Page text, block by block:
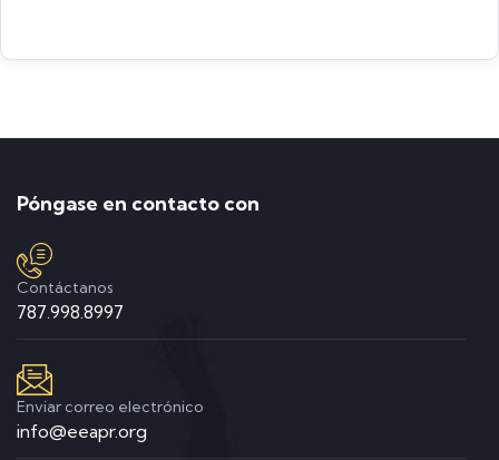
Póngase en contacto con
Contáctanos
787.998.8997
Enviar correo electrónico
info@eeapr.org